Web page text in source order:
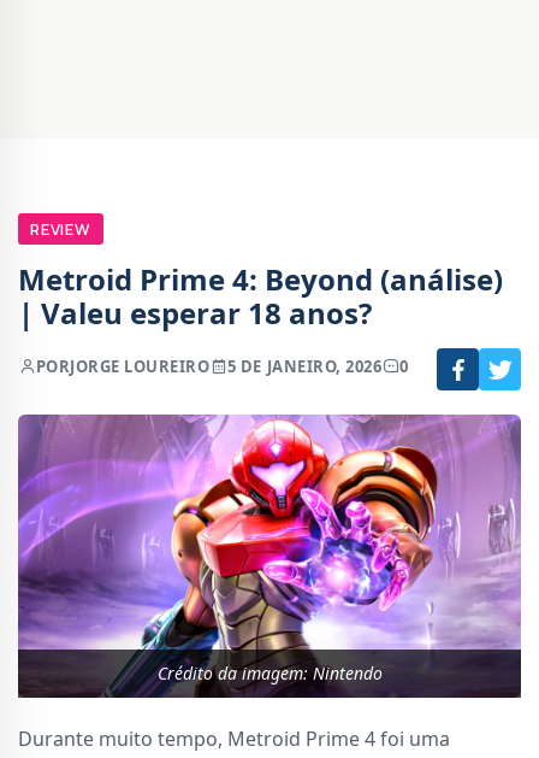
REVIEW
Metroid Prime 4: Beyond (análise)
| Valeu esperar 18 anos?
PORJORGE LOUREIRO 5 DE JANEIRO, 2026 0
Crédito da imagem: Nintendo
Durante muito tempo, Metroid Prime 4 foi uma